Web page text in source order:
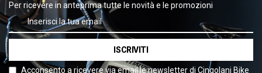
Per ricevere in anteprima tutte le novità e le promozioni
ISCRIVITI
Acconsento a ricevere via email le newsletter di Cingolani Bike